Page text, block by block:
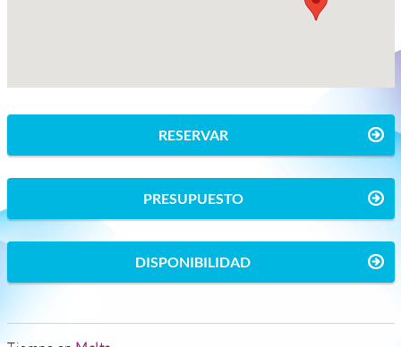
RESERVAR
PRESUPUESTO
DISPONIBILIDAD